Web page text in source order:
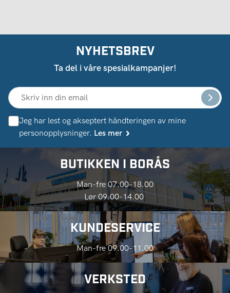
NYHETSBREV
Ta del i våre spesialkampanjer!
Jeg har lest og akseptert håndteringen av mine
personopplysninger. Les mer
BUTIKKEN I BORÅS
Man-fre 07.00-18.00
Lør 09.00-14.00
KUNDESERVICE
Man-fre 09.00-11.00
VERKSTED